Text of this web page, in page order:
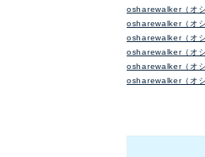
osharewalker（オ
osharewalker（オ
osharewalker（オ
osharewalker（オ
osharewalker（オ
osharewalker（オ